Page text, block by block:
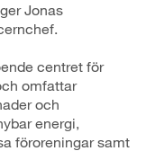
Jonas
centret för
omfattar
och
energi,
föroreningar samt